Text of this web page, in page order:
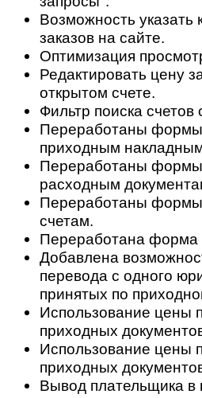
Возможность
заказов на сайте.
Оптимизация
Редактировать цену
открытом счете.
Фильтр поиска счетов
Переработаны формы
приходным
Переработаны формы
расходным
Переработаны формы
счетам.
Переработана форма
Добавлена
перевода с одного
принятых по
Использование цены
приходных
Использование цены
приходных
Вывод плательщика в